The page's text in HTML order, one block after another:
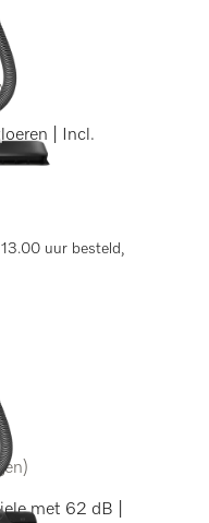
| Incl.
uur besteld,
met 62 dB |